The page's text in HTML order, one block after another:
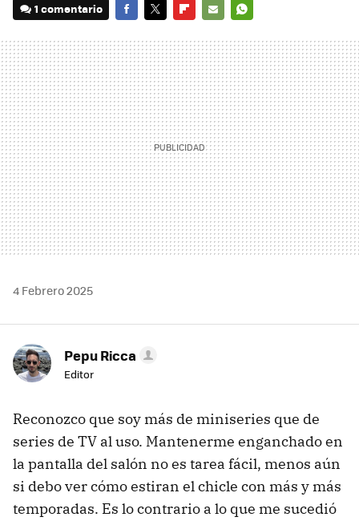
1 comentario
MAIL
4 Febrero 2025
Pepu Ricca
Editor
Reconozco que soy más de miniseries que de
series de TV al uso. Mantenerme enganchado en
la pantalla del salón no es tarea fácil, menos aún
si debo ver cómo estiran el chicle con más y más
temporadas. Es lo contrario a lo que me sucedió